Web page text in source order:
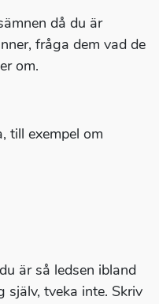
då du är
fråga dem vad de
om.
till exempel om
är så ledsen ibland
själv, tveka inte. Skriv